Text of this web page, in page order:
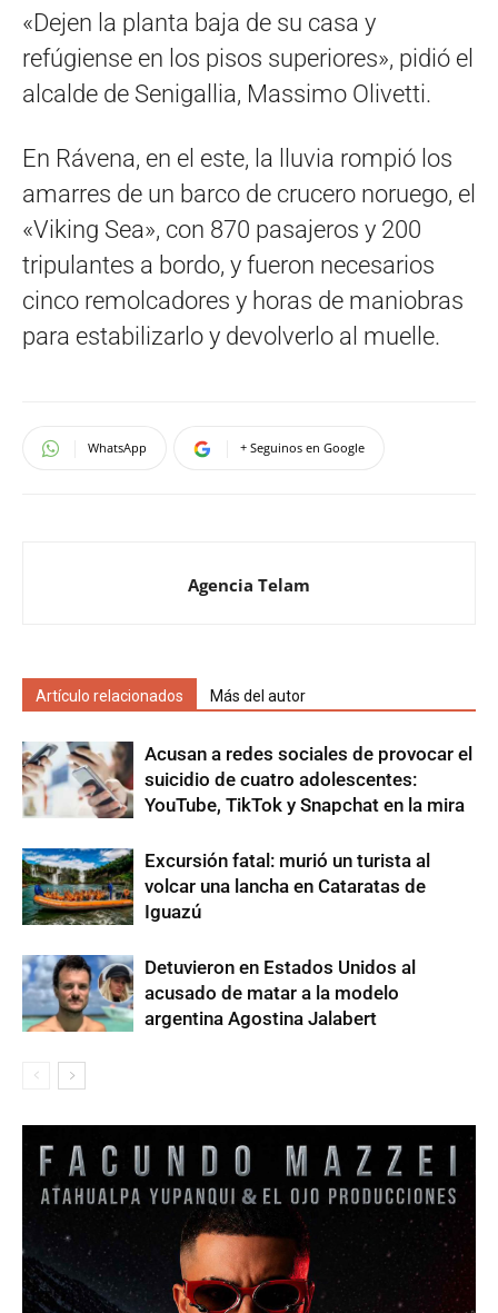
«Dejen la planta baja de su casa y
refúgiense en los pisos superiores», pidió el
alcalde de Senigallia, Massimo Olivetti.
En Rávena, en el este, la lluvia rompió los
amarres de un barco de crucero noruego, el
«Viking Sea», con 870 pasajeros y 200
tripulantes a bordo, y fueron necesarios
cinco remolcadores y horas de maniobras
para estabilizarlo y devolverlo al muelle.
WhatsApp + Seguinos en Google
Agencia Telam
Artículo relacionados Más del autor
Acusan a redes sociales de provocar el
suicidio de cuatro adolescentes:
YouTube, TikTok y Snapchat en la mira
Excursión fatal: murió un turista al
volcar una lancha en Cataratas de
Iguazú
Detuvieron en Estados Unidos al
acusado de matar a la modelo
argentina Agostina Jalabert